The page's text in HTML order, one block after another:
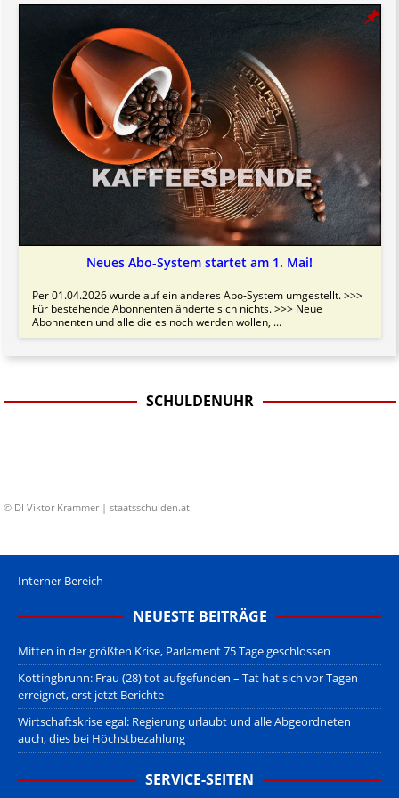
Neues Abo-System startet am 1. Mai!
Per 01.04.2026 wurde auf ein anderes Abo-System umgestellt. >>>
Für bestehende Abonnenten änderte sich nichts. >>> Neue
Abonnenten und alle die es noch werden wollen, ...
SCHULDENUHR
© DI Viktor Krammer | staatsschulden.at
Interner Bereich
NEUESTE BEITRÄGE
Mitten in der größten Krise, Parlament 75 Tage geschlossen
Kottingbrunn: Frau (28) tot aufgefunden – Tat hat sich vor Tagen
erreignet, erst jetzt Berichte
Wirtschaftskrise egal: Regierung urlaubt und alle Abgeordneten
auch, dies bei Höchstbezahlung
SERVICE-SEITEN